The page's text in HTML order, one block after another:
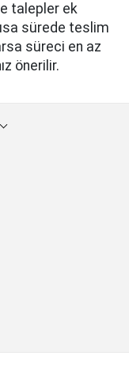
talepler ek
sürede teslim
süreci en az
önerilir.